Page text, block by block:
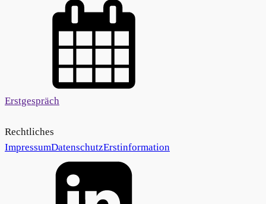
Erstgespräch
Rechtliches
ImpressumDatenschutzErstinformation